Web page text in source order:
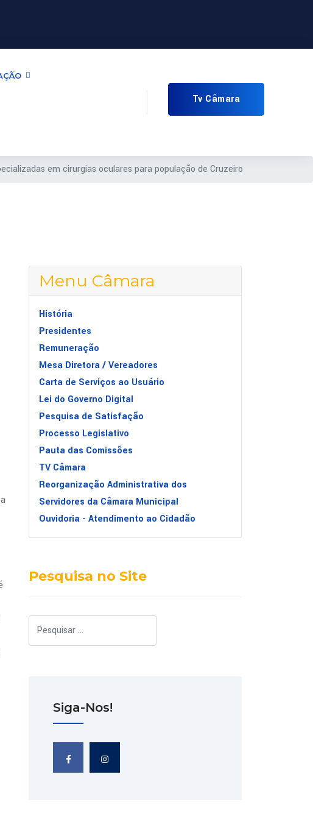
Tv Câmara
em cirurgias oculares para população de Cruzeiro
Menu Câmara
História
Presidentes
Remuneração
Mesa Diretora / Vereadores
Carta de Serviços ao Usuário
Lei do Governo Digital
Pesquisa de Satisfação
Processo Legislativo
Pauta das Comissões
TV Câmara
Reorganização Administrativa dos
Servidores da Câmara Municipal
Ouvidoria - Atendimento ao Cidadão
Pesquisa no Site
Siga-Nos!